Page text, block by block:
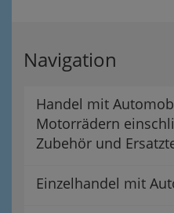
Navigation
Handel mit
Motorrädern
Zubehör und
Einzelhandel mit